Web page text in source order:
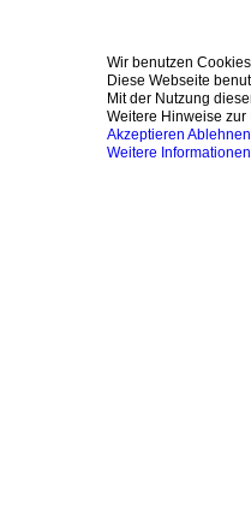
Wir benutzen Cookies
Diese Webseite
Mit der Nutzung
Weitere Hinweise zur
Akzeptieren Ablehnen
Weitere Informationen